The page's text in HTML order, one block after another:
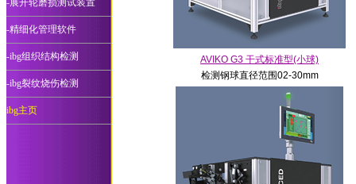
-展开轮磨损测试装置
-精细化管理软件
-ibg组织结构检测
-ibg裂纹烧伤检测
ibg主页
AVIKO G3 干式标准型(小球)
检测钢球直径范围02-30mm